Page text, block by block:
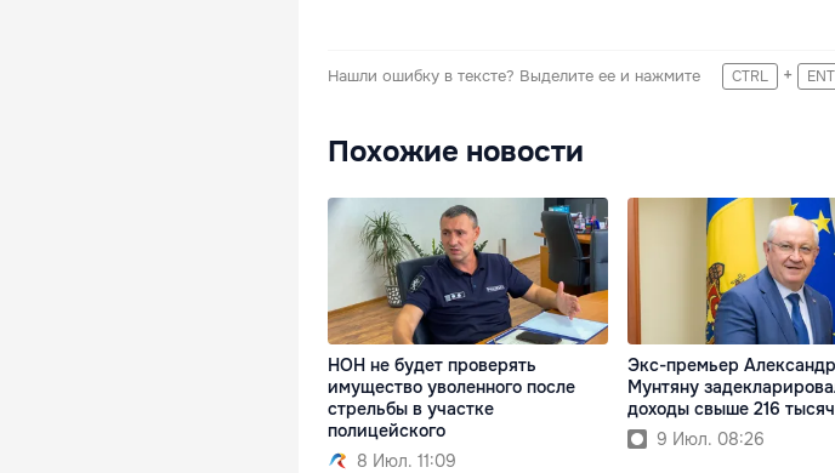
Нашли ошибку в тексте? Выделите ее и нажмите CTRL +
Похожие новости
НОН не будет проверять
имущество уволенного после
стрельбы в участке
полицейского
8 Июл. 11:09
Экс-премьер Александр
Мунтяну
доходы свыше 216
9 Июл. 08:26